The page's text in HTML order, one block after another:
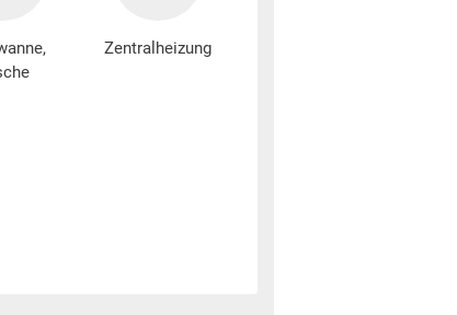
Zentralheizung